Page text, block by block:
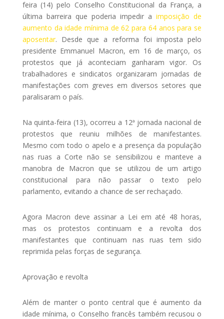
feira (14) pelo Conselho Constitucional da França, a
última barreira que poderia impedir aimposição de
aumento da idade mínima de 62 para 64 anos para se
aposentar. Desde que a reforma foi imposta pelo
presidente Emmanuel Macron, em 16 de março, os
protestos que já aconteciam ganharam vigor. Os
trabalhadores e sindicatos organizaram jornadas de
manifestações com greves em diversos setores que
paralisaram o país.
Na quinta-feira (13), ocorreu a 12ª jornada nacional de
protestos que reuniu milhões de manifestantes.
Mesmo com todo o apelo e a presença da população
nas ruas a Corte não se sensibilizou e manteve a
manobra de Macron que se utilizou de um artigo
constitucional para não passar o texto pelo
parlamento, evitando a chance de ser rechaçado.
Agora Macron deve assinar a Lei em até 48 horas,
mas os protestos continuam e a revolta dos
manifestantes que continuam nas ruas tem sido
reprimida pelas forças de segurança.
Aprovação e revolta
Além de manter o ponto central que é aumento da
idade mínima, o Conselho francês também recusou o